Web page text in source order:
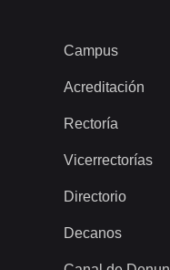
Campus
Acreditación
Rectoría
Vicerrectorías
Directorio
Decanos